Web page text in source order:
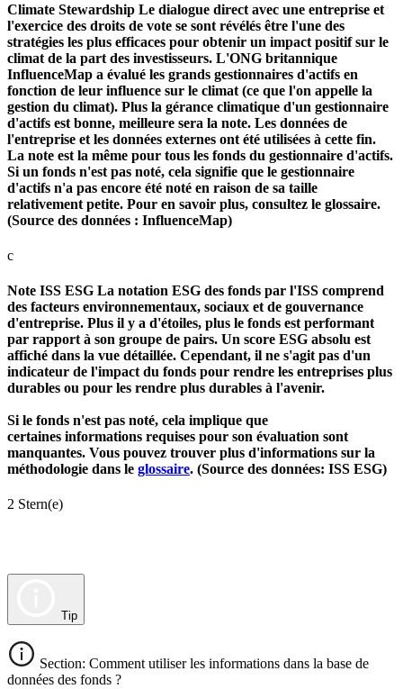
Climate Stewardship Le dialogue direct avec une entreprise et
l'exercice des droits de vote se sont révélés être l'une des
stratégies les plus efficaces pour obtenir un impact positif sur le
climat de la part des investisseurs. L'ONG britannique
InfluenceMap a évalué les grands gestionnaires d'actifs en
fonction de leur influence sur le climat (ce que l'on appelle la
gestion du climat). Plus la gérance climatique d'un gestionnaire
d'actifs est bonne, meilleure sera la note. Les données de
l'entreprise et les données externes ont été utilisées à cette fin.
La note est la même pour tous les fonds du gestionnaire d'actifs.
Si un fonds n'est pas noté, cela signifie que le gestionnaire
d'actifs n'a pas encore été noté en raison de sa taille
relativement petite. Pour en savoir plus, consultez le glossaire.
(Source des données : InfluenceMap)
c
Note ISS ESG La notation ESG des fonds par l'ISS comprend
des facteurs environnementaux, sociaux et de gouvernance
d'entreprise. Plus il y a d'étoiles, plus le fonds est performant
par rapport à son groupe de pairs. Un score ESG absolu est
affiché dans la vue détaillée. Cependant, il ne s'agit pas d'un
indicateur de l'impact du fonds pour rendre les entreprises plus
durables ou pour les rendre plus durables à l'avenir.
Si le fonds n'est pas noté, cela implique que
certaines informations requises pour son évaluation sont
manquantes. Vous pouvez trouver plus d'informations sur la
méthodologie dans le glossaire. (Source des données: ISS ESG)
2 Stern(e)
Tip
Section: Comment utiliser les informations dans la base de
données des fonds ?